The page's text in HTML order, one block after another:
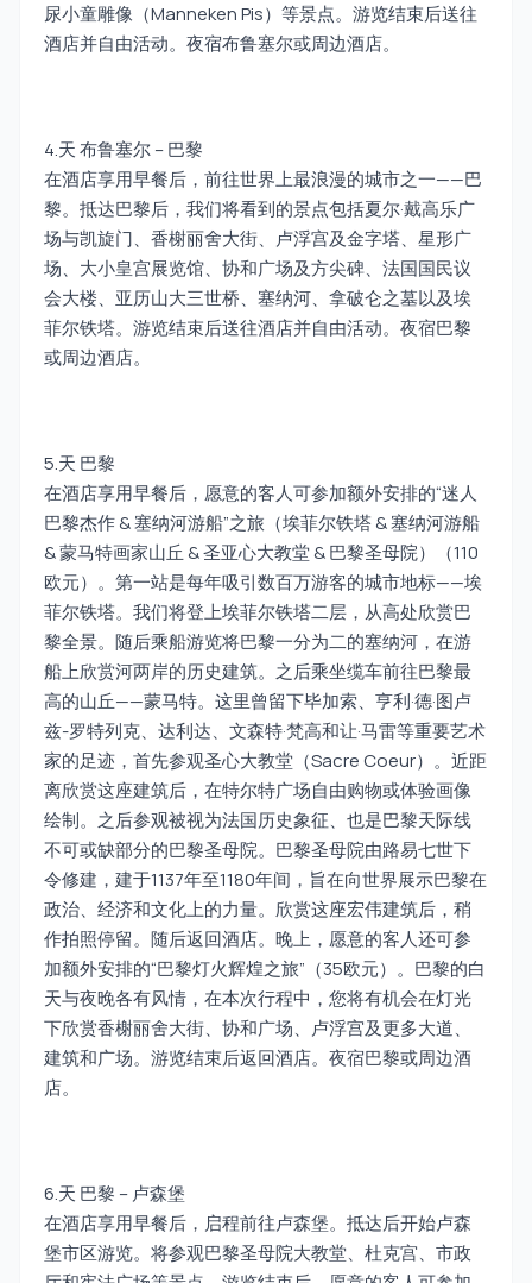
尿小童雕像（Manneken Pis）等景点。游览结束后送往
酒店并自由活动。夜宿布鲁塞尔或周边酒店。
4.天 布鲁塞尔 – 巴黎
在酒店享用早餐后，前往世界上最浪漫的城市之一——巴
黎。抵达巴黎后，我们将看到的景点包括夏尔·戴高乐广
场与凯旋门、香榭丽舍大街、卢浮宫及金字塔、星形广
场、大小皇宫展览馆、协和广场及方尖碑、法国国民议
会大楼、亚历山大三世桥、塞纳河、拿破仑之墓以及埃
菲尔铁塔。游览结束后送往酒店并自由活动。夜宿巴黎
或周边酒店。
5.天 巴黎
在酒店享用早餐后，愿意的客人可参加额外安排的“迷人
巴黎杰作 & 塞纳河游船”之旅（埃菲尔铁塔 & 塞纳河游船
& 蒙马特画家山丘 & 圣亚心大教堂 & 巴黎圣母院）（110
欧元）。第一站是每年吸引数百万游客的城市地标——埃
菲尔铁塔。我们将登上埃菲尔铁塔二层，从高处欣赏巴
黎全景。随后乘船游览将巴黎一分为二的塞纳河，在游
船上欣赏河两岸的历史建筑。之后乘坐缆车前往巴黎最
高的山丘——蒙马特。这里曾留下毕加索、亨利·德·图卢
兹-罗特列克、达利达、文森特·梵高和让·马雷等重要艺术
家的足迹，首先参观圣心大教堂（Sacre Coeur）。近距
离欣赏这座建筑后，在特尔特广场自由购物或体验画像
绘制。之后参观被视为法国历史象征、也是巴黎天际线
不可或缺部分的巴黎圣母院。巴黎圣母院由路易七世下
令修建，建于1137年至1180年间，旨在向世界展示巴黎在
政治、经济和文化上的力量。欣赏这座宏伟建筑后，稍
作拍照停留。随后返回酒店。晚上，愿意的客人还可参
加额外安排的“巴黎灯火辉煌之旅”（35欧元）。巴黎的白
天与夜晚各有风情，在本次行程中，您将有机会在灯光
下欣赏香榭丽舍大街、协和广场、卢浮宫及更多大道、
建筑和广场。游览结束后返回酒店。夜宿巴黎或周边酒
店。
6.天 巴黎 – 卢森堡
在酒店享用早餐后，启程前往卢森堡。抵达后开始卢森
堡市区游览。将参观巴黎圣母院大教堂、杜克宫、市政